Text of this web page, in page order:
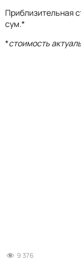
Приблизительная
сум.*
*стоимость
9 376